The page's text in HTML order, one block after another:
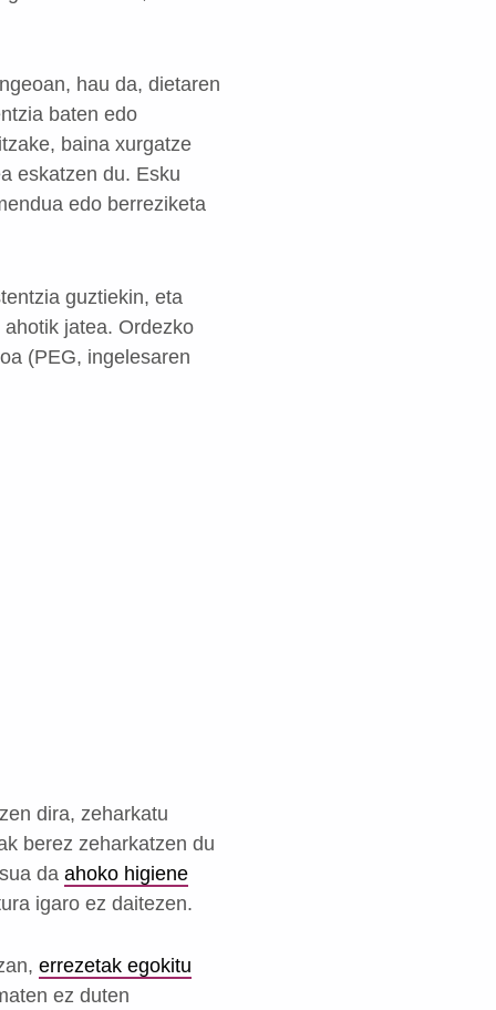
hau da, dietaren
baten edo
baina xurgatze
eskatzen du. Esku
edo berreziketa
guztiekin, eta
jatea. Ordezko
(PEG, ingelesaren
dira, zeharkatu
berez zeharkatzen du
da ahoko higiene
igaro ez daitezen.
errezetak egokitu
ez duten